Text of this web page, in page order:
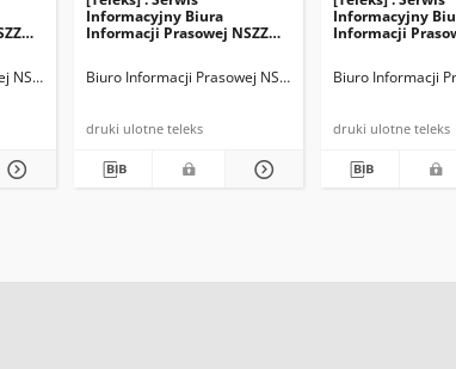
NSZZ "Solidarność" (BIPS)
Informacyjny Biura
Informacji Prasowej NSZZ
Biuro Informacji Prasowej NSZZ "Solidarność" (BIPS)
druki ulotne teleks
Informacyjny
Informacji
Biuro Informacji
druki ulotne teleks